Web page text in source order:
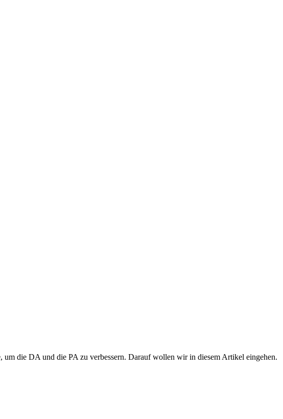
um die DA und die PA zu verbessern. Darauf wollen wir in diesem Artikel eingehen.